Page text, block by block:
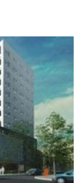
SƠN, H.BÌNH CHÁNH